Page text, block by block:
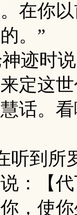
在你
。”
时说
定这
话。
到所
：【
，使